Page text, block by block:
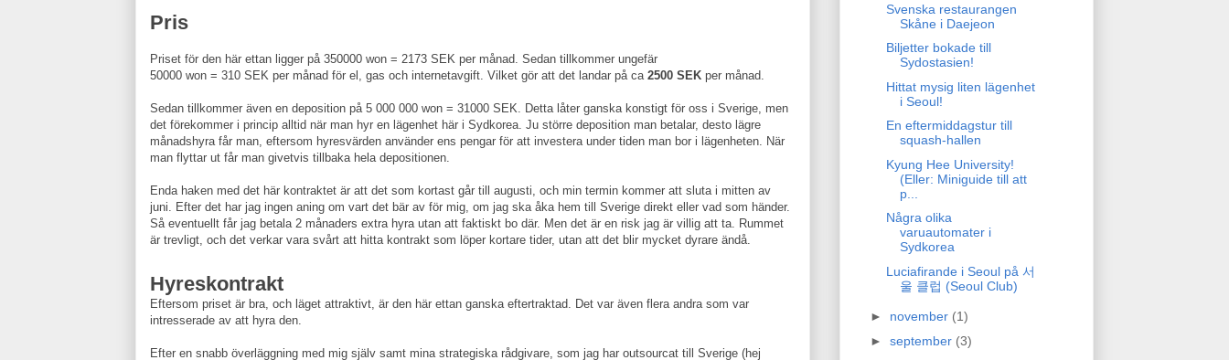
Pris
Priset för den här ettan ligger på 350000 won = 2173 SEK per månad. Sedan tillkommer ungefär
50000 won = 310 SEK per månad för el, gas och internetavgift. Vilket gör att det landar på ca 2500 SEK per månad.
Sedan tillkommer även en deposition på 5 000 000 won = 31000 SEK. Detta låter ganska konstigt för oss i Sverige, men
det förekommer i princip alltid när man hyr en lägenhet här i Sydkorea. Ju större deposition man betalar, desto lägre
månadshyra får man, eftersom hyresvärden använder ens pengar för att investera under tiden man bor i lägenheten. När
man flyttar ut får man givetvis tillbaka hela depositionen.
Enda haken med det här kontraktet är att det som kortast går till augusti, och min termin kommer att sluta i mitten av
juni. Efter det har jag ingen aning om vart det bär av för mig, om jag ska åka hem till Sverige direkt eller vad som händer.
Så eventuellt får jag betala 2 månaders extra hyra utan att faktiskt bo där. Men det är en risk jag är villig att ta. Rummet
är trevligt, och det verkar vara svårt att hitta kontrakt som löper kortare tider, utan att det blir mycket dyrare ändå.
Hyreskontrakt
Eftersom priset är bra, och läget attraktivt, är den här ettan ganska eftertraktad. Det var även flera andra som var
intresserade av att hyra den.
Efter en snabb överläggning med mig själv samt mina strategiska rådgivare, som jag har outsourcat till Sverige (hej
Svenska restaurangen
Skåne i Daejeon
Biljetter bokade till
Sydostasien!
Hittat mysig liten lägenhet
i Seoul!
En eftermiddagstur till
squash-hallen
Kyung Hee University!
(Eller: Miniguide till att
p...
Några olika
varuautomater i
Sydkorea
Luciafirande i Seoul på 서
울 클럽 (Seoul Club)
► november (1)
► september (3)